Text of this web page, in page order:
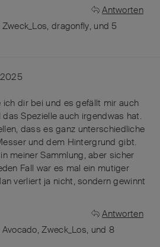
Antworten
Zweck_Los, dragonfly, und 5
dir bei und es gefällt mir auch
Spezielle auch irgendwas hat.
dass es ganz unterschiedliche
und dem Hintergrund gibt.
meiner Sammlung, aber sicher
Fall war es mal ein mutiger
verliert ja nicht, sondern gewinnt
Antworten
Avocado,Zweck_Los, und 8